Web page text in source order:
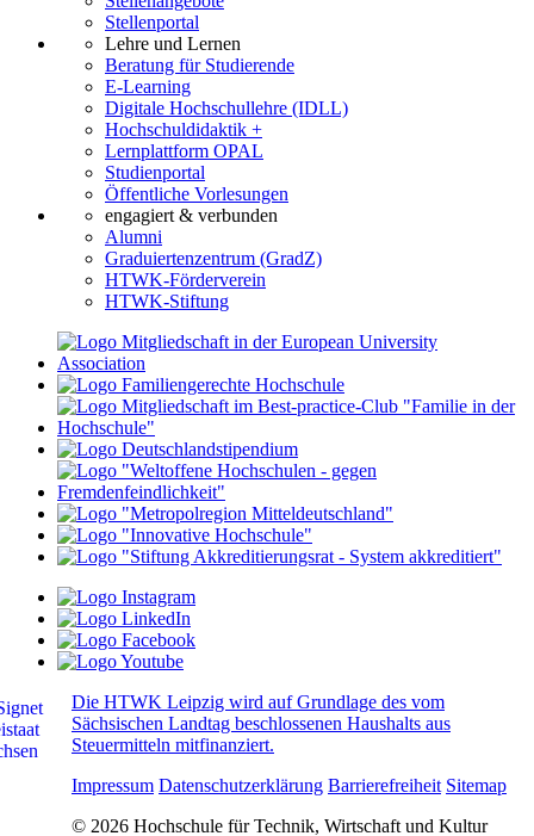
Stellenportal
Lehre und Lernen
Beratung für Studierende
E-Learning
Digitale Hochschullehre (IDLL)
Hochschuldidaktik +
Lernplattform OPAL
Studienportal
Öffentliche Vorlesungen
engagiert & verbunden
Alumni
Graduiertenzentrum (GradZ)
HTWK-Förderverein
HTWK-Stiftung
Die HTWK Leipzig wird auf Grundlage des vom
Sächsischen Landtag beschlossenen Haushalts aus
Steuermitteln mitfinanziert.
Impressum Datenschutzerklärung Barrierefreiheit Sitemap
© 2026 Hochschule für Technik, Wirtschaft und Kultur